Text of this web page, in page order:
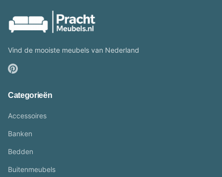
Vind de mooiste meubels van Nederland
Categorieën
Accessoires
Banken
Bedden
Buitenmeubels